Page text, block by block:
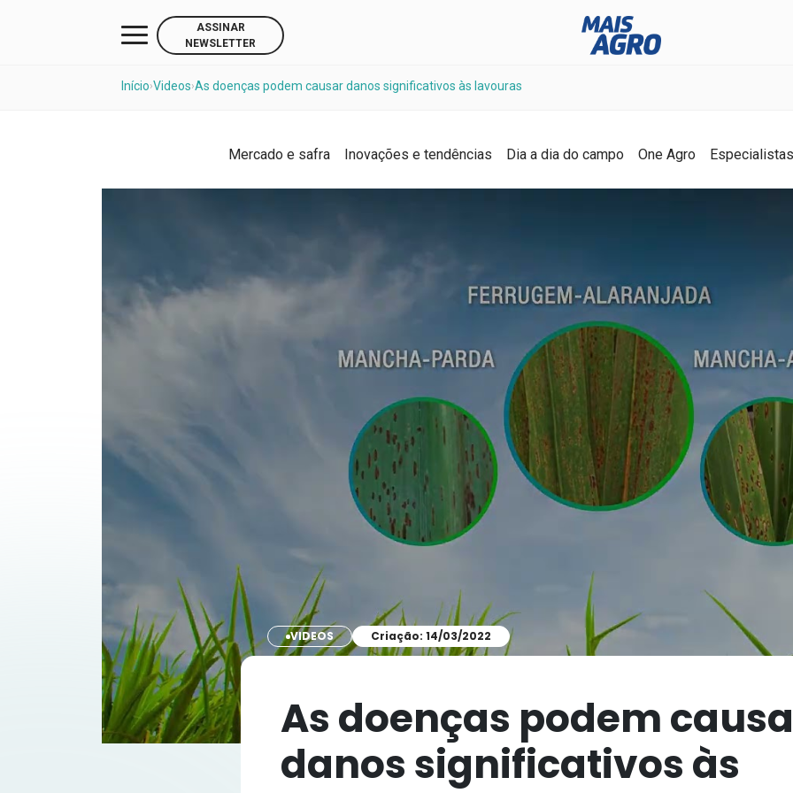
ASSINAR
NEWSLETTER
Início›Videos›As doenças podem causar danos significativos às lavouras
Mercado e safra Inovações e tendências Dia a dia do campo One Agro Especialistas
VIDEOS Criação: 14/03/2022
As doenças podem
danos significativos às